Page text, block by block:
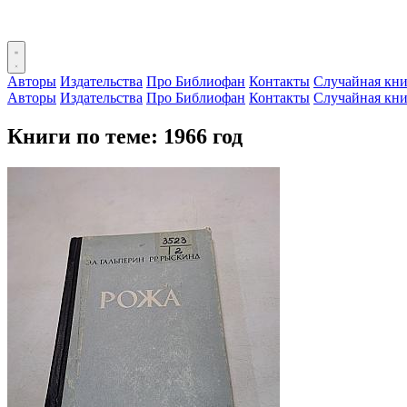
Авторы Издательства Про Библиофан Контакты Случайная
Авторы Издательства Про Библиофан Контакты Случайная
Книги по теме: 1966 год